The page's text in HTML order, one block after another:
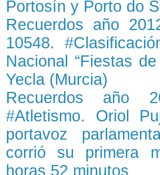
Portosín y Porto do
Recuerdos año
10548.
Nacional “Fiestas
Yecla (Murcia)
Recuerdos año
#Atletismo. Oriol
portavoz
corrió su primera
horas 52 minutos